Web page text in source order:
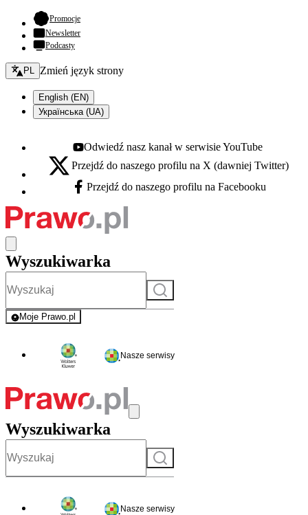
Promocje- otwiera się w nowej karcie
Newsletter
Podcasty
Zmień język - bieżący:
PL Zmień język strony
English (EN)
Українська (UA)
Youtube - otwiera się w nowej karcie
Odwiedź nasz kanał w serwisie YouTube
X - otwiera się w nowej karcie
Przejdź do naszego profilu na X (dawniej Twitter)
Facebook - otwiera się w nowej karcie
Przejdź do naszego profilu na Facebooku
Wyszukiwarka
Szukaj
Moje Prawo.pl
- rejestracja i logowanie do serwisu
Nasze serwisy
Wyszukiwarka
Szukaj
Nasze serwisy